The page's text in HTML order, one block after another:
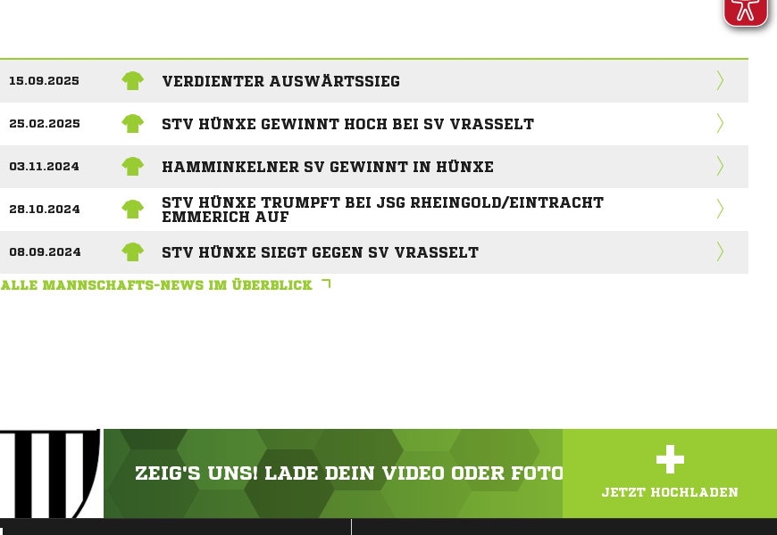
15.09.2025 VERDIENTER AUSWÄRTSSIEG
25.02.2025 STV HÜNXE GEWINNT HOCH BEI SV VRASSELT
03.11.2024 HAMMINKELNER SV GEWINNT IN HÜNXE
28.10.2024
STV HÜNXE TRUMPFT BEI JSG RHEINGOLD/EINTRACHT
EMMERICH AUF
08.09.2024 STV HÜNXE SIEGT GEGEN SV VRASSELT
ALLE MANNSCHAFTS-NEWS IM ÜBERBLICK
ZEIG'S UNS! LADE DEIN VIDEO ODER FOTO HOCH! +
JETZT HOCHLADEN